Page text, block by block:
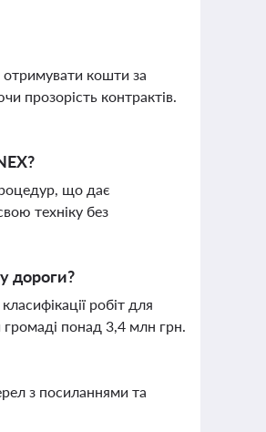
отримувати кошти за
прозорість контрактів.
що дає
техніку без
дороги?
робіт для
громаді понад 3,4 млн грн.
з посиланнями та